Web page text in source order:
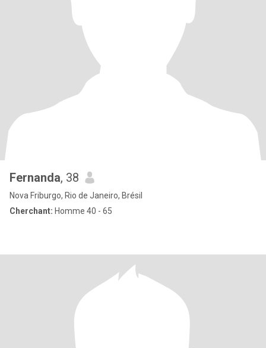
Fernanda, 38
Nova Friburgo, Rio de Janeiro, Brésil
Cherchant: Homme 40 - 65